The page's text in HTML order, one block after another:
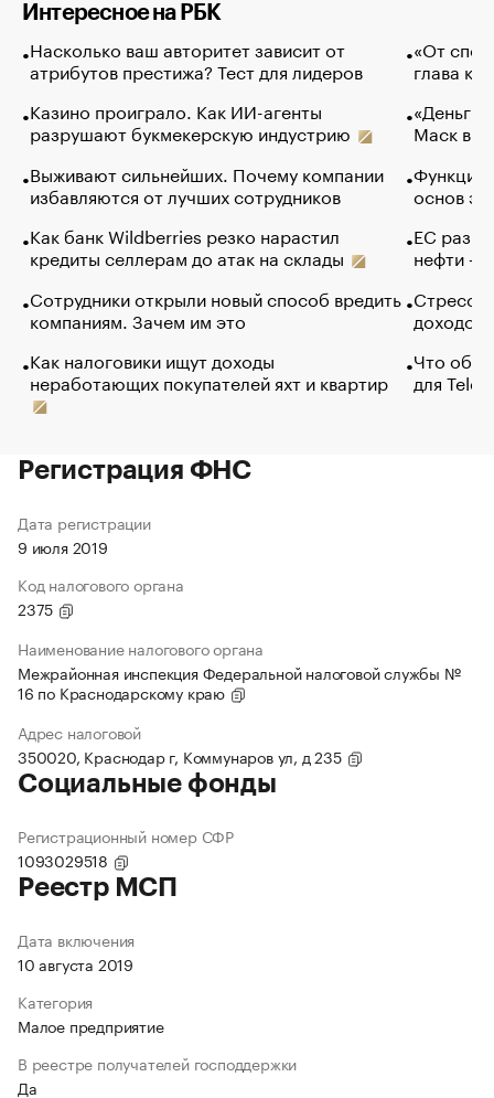
Интересное на РБК
Насколько ваш авторитет зависит от
атрибутов престижа? Тест для лидеров
Казино проиграло. Как ИИ-агенты
разрушают букмекерскую индустрию
Выживают сильнейших. Почему компании
избавляются от лучших сотрудников
Как банк Wildberries резко нарастил
кредиты селлерам до атак на склады
Сотрудники открыли новый способ вредить
компаниям. Зачем им это
Как налоговики ищут доходы
неработающих покупателей яхт и квартир
«От
глава
«Деньги
Маск в
Функции
основ
ЕС
нефти —
Стресс
доходов
Что
для
Регистрация ФНС
Дата регистрации
9 июля 2019
Код налогового органа
2375
Наименование налогового органа
Межрайонная инспекция Федеральной налоговой службы №
16 по Краснодарскому краю
Адрес налоговой
350020, Краснодар г, Коммунаров ул, д 235
Социальные фонды
Регистрационный номер СФР
1093029518
Реестр МСП
Дата включения
10 августа 2019
Категория
Малое предприятие
В реестре получателей господдержки
Да